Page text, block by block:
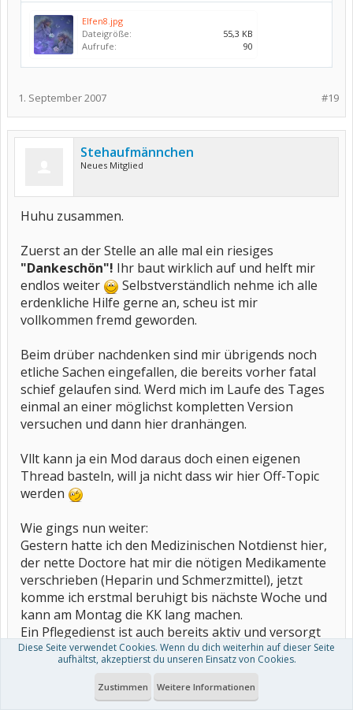
Elfen8.jpg
Dateigröße:
55,3 KB
Aufrufe:
90
#19
1. September 2007
Stehaufmännchen
Neues Mitglied
Huhu zusammen.
Zuerst an der Stelle an alle mal ein riesiges
"Dankeschön"! Ihr baut wirklich auf und helft mir
endlos weiter
Selbstverständlich nehme ich alle
erdenkliche Hilfe gerne an, scheu ist mir
vollkommen fremd geworden.
Beim drüber nachdenken sind mir übrigends noch
etliche Sachen eingefallen, die bereits vorher fatal
schief gelaufen sind. Werd mich im Laufe des Tages
einmal an einer möglichst kompletten Version
versuchen und dann hier dranhängen.
Vllt kann ja ein Mod daraus doch einen eigenen
Thread basteln, will ja nicht dass wir hier Off-Topic
werden
Wie gings nun weiter:
Gestern hatte ich den Medizinischen Notdienst hier,
der nette Doctore hat mir die nötigen Medikamente
verschrieben (Heparin und Schmerzmittel), jetzt
komme ich erstmal beruhigt bis nächste Woche und
kann am Montag die KK lang machen.
Ein Pflegedienst ist auch bereits aktiv und versorgt
mich erstmal provisorisch (Essen machen, füttern,
Waschen, Anziiehen, ins Bett hieven etc, pp.), bis mit
der KK geklärt ist wie es weitergeht, vor allem in
Bezug auf die Bezahlerei.
Diese Seite verwendet Cookies. Wenn du dich weiterhin auf dieser Seite
aufhältst, akzeptierst du unseren Einsatz von Cookies.
Zustimmen Weitere Informationen